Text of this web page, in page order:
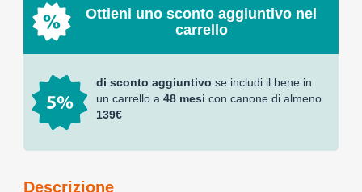
Ottieni uno sconto aggiuntivo nel
carrello
di sconto aggiuntivo se includi il bene in
un carrello a 48 mesi con canone di almeno
139€
Descrizione